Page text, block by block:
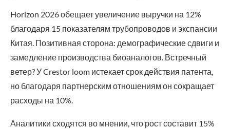
Horizon 2026 обещает увеличение выручки на 12%
благодаря 15 показателям трубопроводов и экспансии
Китая. Позитивная сторона: демографические сдвиги и
замедление производства биоаналогов. Встречный
ветер? У Crestor loom истекает срок действия патента,
но благодаря партнерским отношениям он сокращает
расходы на 10%.
Аналитики сходятся во мнении, что рост составит 15%